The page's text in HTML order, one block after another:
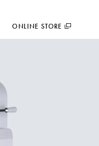
ONLINE STORE